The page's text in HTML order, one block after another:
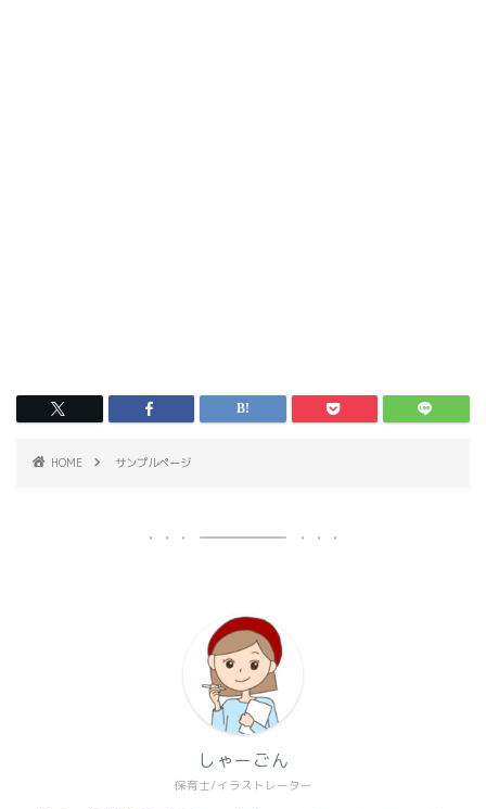
HOME サンプルページ
保育士/イラストレーター
しゃーごん